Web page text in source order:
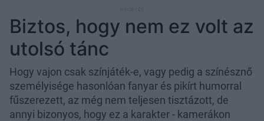
Biztos, hogy nem ez volt az
utolsó tánc
Hogy vajon csak színjáték-e, vagy pedig a színésznő
személyisége hasonlóan fanyar és pikírt humorral
fűszerezett, az még nem teljesen tisztázott, de
annyi bizonyos, hogy ez a karakter - kamerákon